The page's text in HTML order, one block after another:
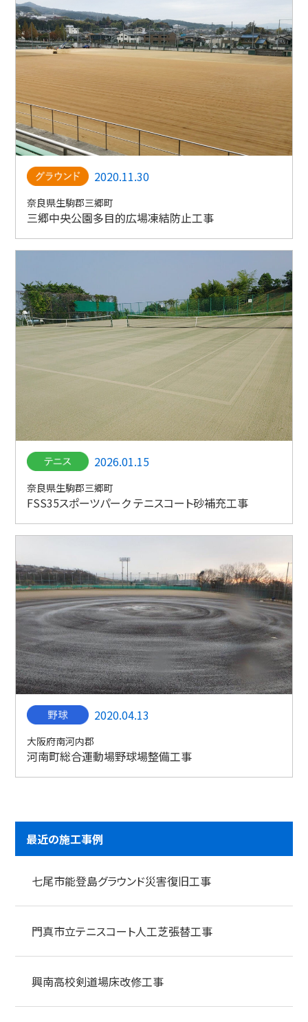
2020.11.30
奈良県生駒郡三郷町
三郷中央公園多目的広場凍結防止工事
2026.01.15
奈良県生駒郡三郷町
FSS35スポーツパーク テニスコート砂補充工事
2020.04.13
大阪府南河内郡
河南町総合運動場野球場整備工事
最近の施工事例
七尾市能登島グラウンド災害復旧工事
門真市立テニスコート人工芝張替工事
興南高校剣道場床改修工事